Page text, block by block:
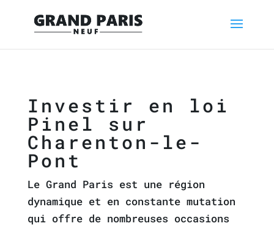
Investir en loi
Pinel sur
Charenton-le-
Pont
Le Grand Paris est une région
dynamique et en constante mutation
qui offre de nombreuses occasions